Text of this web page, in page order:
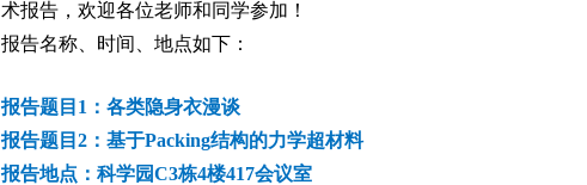
术报告，欢迎各位老师和同学参加！
报告名称、时间、地点如下：
报告题目1：各类隐身衣漫谈
报告题目2：基于Packing结构的力学超材料
报告地点：科学园C3栋4楼417会议室